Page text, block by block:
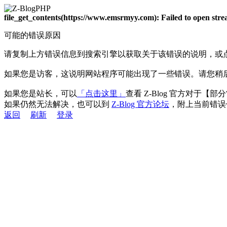
file_get_contents(https://www.emsrmyy.com): Failed to open
可能的错误原因
请复制上方错误信息到搜索引擎以获取关于该错误的说明，或
如果您是访客，这说明网站程序可能出现了一些错误。请您稍
如果您是站长，可以 「点击这里」 查看 Z-Blog 官方对于【部
如果仍然无法解决，也可以到 Z-Blog 官方论坛 ，附上当前错
返回
刷新 登录